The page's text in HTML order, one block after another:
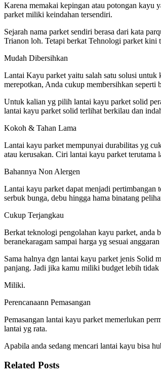
Karena memakai kepingan atau potongan kayu
parket miliki keindahan tersendiri.
Sejarah nama parket sendiri berasa dari kata
Trianon loh. Tetapi berkat Tehnologi parket kini
Mudah Dibersihkan
Lantai Kayu parket yaitu salah satu solusi untuk
merepotkan, Anda cukup membersihkan seperti
Untuk kalian yg pilih lantai kayu parket solid
lantai kayu parket solid terlihat berkilau dan
Kokoh & Tahan Lama
Lantai kayu parket mempunyai durabilitas yg
atau kerusakan. Ciri lantai kayu parket terutama
Bahannya Non Alergen
Lantai kayu parket dapat menjadi pertimbangan
serbuk bunga, debu hingga hama binatang
Cukup Terjangkau
Berkat teknologi pengolahan kayu parket, anda
beranekaragam sampai harga yg sesuai
Sama halnya dgn lantai kayu parket jenis Solid
panjang. Jadi jika kamu miliki budget lebih
Miliki.
Perencanaann Pemasangan
Pemasangan lantai kayu parket memerlukan
lantai yg rata.
Apabila anda sedang mencari lantai kayu bisa
Related Posts